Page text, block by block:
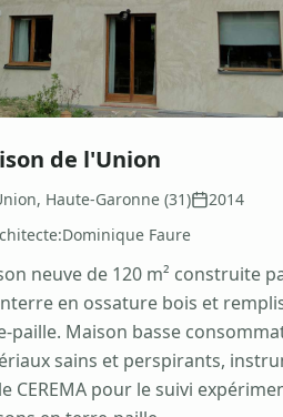
de l'Union
Haute-Garonne (31)
2014
Dominique Faure
neuve de 120 m² construite
en ossature bois et
paille. Maison basse
sains et perspirants,
CEREMA pour le suivi